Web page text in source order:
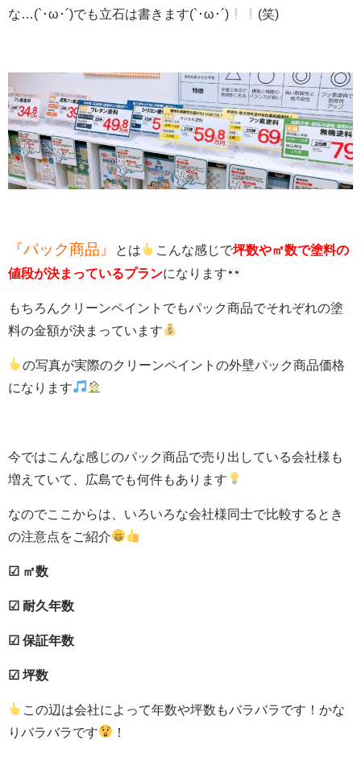
な…(`･ω･´)でも立石は書きます(`･ω･´)
(笑)
『パック商品』 とは こんな感じで坪数や㎡数で塗料の
値段が決まっているプランになります
もちろんクリーンペイントでもパック商品でそれぞれの塗
料の金額が決まっています
の写真が実際のクリーンペイントの外壁パック商品価格
になります
今ではこんな感じのパック商品で売り出している会社様も
増えていて、広島でも何件もあります
なのでここからは、いろいろな会社様同士で比較するとき
の注意点をご紹介
☑ ㎡数
☑ 耐久年数
☑ 保証年数
☑ 坪数
この辺は会社によって年数や坪数もバラバラです！かな
りバラバラです
！